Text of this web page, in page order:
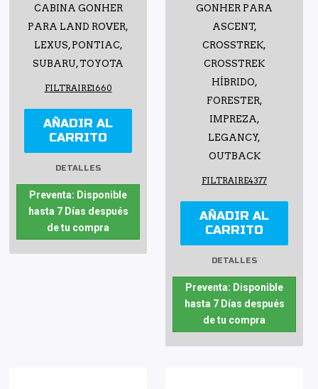
CABINA GONHER
PARA LAND ROVER,
LEXUS, PONTIAC,
SUBARU, TOYOTA
FILTRAIRE1660
AÑADIR AL
CARRITO
DETALLES
Preventa: Disponible
hasta 7 Días después
de tu compra
GONHER PARA
ASCENT,
CROSSTREK,
CROSSTREK
HÍBRIDO,
FORESTER,
IMPREZA,
LEGANCY,
OUTBACK
FILTRAIRE4377
AÑADIR AL
CARRITO
DETALLES
Preventa: Disponible
hasta 7 Días después
de tu compra